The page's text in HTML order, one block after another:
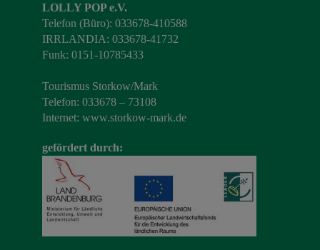
LOLLY POP e.V.
Telefon (Büro): 033678-410588
IRRLANDIA: 033678-41732
Funk: 0151-10785433
Tourismus Storkow/Mark
Telefon: 033678 – 73108
Internet: www.storkow-mark.de
gefördert durch: